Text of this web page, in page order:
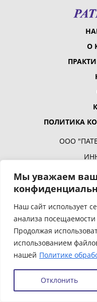
Мы уважаем
Наш сайт использует
анализа
Продолжая
использованием
нашей Политике
Отклонить
О
ПОЛИТИКА
ООО
Больничный
+7